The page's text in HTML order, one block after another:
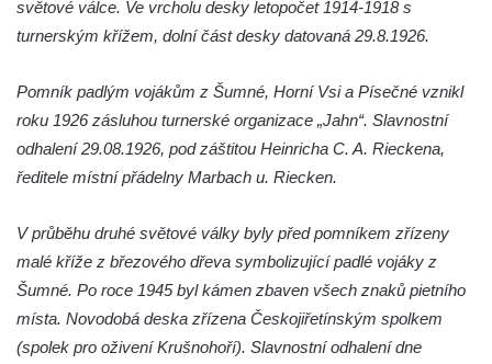
Pomník obětem 1. světové války v
Kovanicích
Pomník obětem koncentračního tábora na
Pomník pracovního nasazení vězňů
koncentračního tábora v Tovární ulici v
Rychnově u Jablonce nad Nisou
Kenotaf Alfreda Langa na hřbitově v Krásné
u Pěnčína
světové válce. Ve vrcholu desky letopočet 1914-1918 s
turnerským křížem, dolní část desky datovaná 29.8.1926.
Pomník padlým vojákům z Šumné, Horní Vsi a Písečné vznikl
roku 1926 zásluhou turnerské organizace „Jahn“. Slavnostní
odhalení 29.08.1926, pod záštitou Heinricha C. A. Rieckena,
ředitele místní přádelny Marbach u. Riecken.
V průběhu druhé světové války byly před pomníkem zřízeny
malé kříže z březového dřeva symbolizující padlé vojáky z
Šumné. Po roce 1945 byl kámen zbaven všech znaků pietního
místa. Novodobá deska zřízena Českojiřetínským spolkem
(spolek pro oživení Krušnohoří). Slavnostní odhalení dne